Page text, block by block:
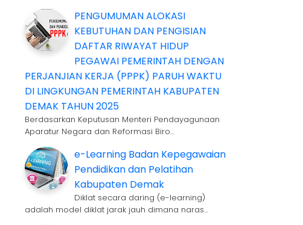
PENGUMUMAN ALOKASI
KEBUTUHAN DAN PENGISIAN
DAFTAR RIWAYAT HIDUP
PEGAWAI PEMERINTAH DENGAN
PERJANJIAN KERJA (PPPK) PARUH WAKTU
DI LINGKUNGAN PEMERINTAH KABUPATEN
DEMAK TAHUN 2025
Berdasarkan Keputusan Menteri Pendayagunaan
Aparatur Negara dan Reformasi Biro…
e-Learning Badan Kepegawaian
Pendidikan dan Pelatihan
Kabupaten Demak
Diklat secara daring (e-learning)
adalah model diklat jarak jauh dimana naras…